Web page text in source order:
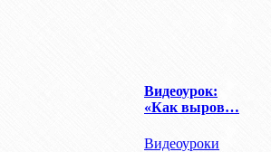
Видеоурок:
«Как выров…
Видеоуроки